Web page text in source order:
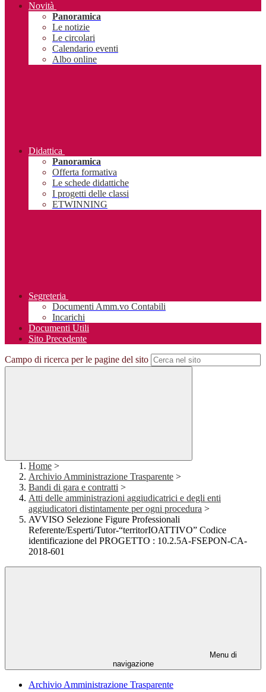
Novità
Panoramica
Le notizie
Le circolari
Calendario eventi
Albo online
Didattica
Panoramica
Offerta formativa
Le schede didattiche
I progetti delle classi
ETWINNING
Segreteria
Documenti Amm.vo Contabili
Incarichi
Documenti Utili
Sito Precedente
Campo di ricerca per le pagine del sito
Home >
Archivio Amministrazione Trasparente >
Bandi di gara e contratti >
Atti delle amministrazioni aggiudicatrici e degli enti
aggiudicatori distintamente per ogni procedura >
AVVISO Selezione Figure Professionali
Referente/Esperti/Tutor-“territorIOATTIVO” Codice
identificazione del PROGETTO : 10.2.5A-FSEPON-CA-
2018-601
Menu di
navigazione
Archivio Amministrazione Trasparente